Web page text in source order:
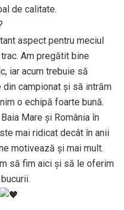
de calitate.
aspect pentru meciul
Am pregătit bine
iar acum trebuie să
campionat și să intrăm
o echipă foarte bună.
Mare și România în
mai ridicat decât în anii
motivează și mai mult.
să fim aici și să le oferim